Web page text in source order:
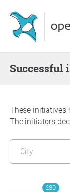
successful
These initiatives
The initiators
280